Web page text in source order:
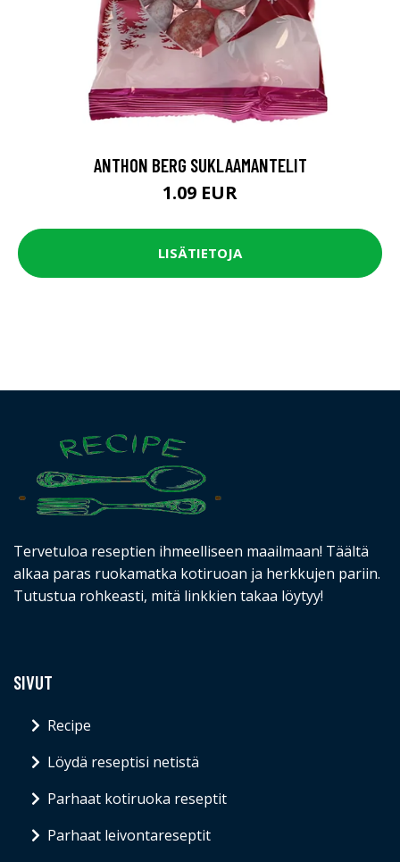
ANTHON BERG SUKLAAMANTELIT
1.09 EUR
LISÄTIETOJA
Tervetuloa reseptien ihmeelliseen maailmaan! Täältä
alkaa paras ruokamatka kotiruoan ja herkkujen pariin.
Tutustua rohkeasti, mitä linkkien takaa löytyy!
SIVUT
Recipe
Löydä reseptisi netistä
Parhaat kotiruoka reseptit
Parhaat leivontareseptit